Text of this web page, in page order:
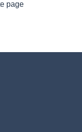
page